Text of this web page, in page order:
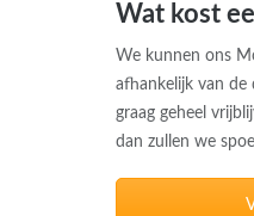
Wat kost
We kunnen ons
afhankelijk van de
graag geheel
dan zullen we